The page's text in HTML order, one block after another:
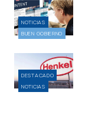
NOTICIAS
BUEN GOBIERNO
DESTACADO
NOTICIAS